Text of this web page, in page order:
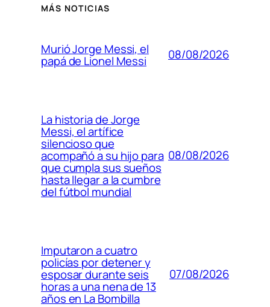
MÁS NOTICIAS
Murió Jorge Messi, el
papá de Lionel Messi 08/08/2026
La historia de Jorge
Messi, el artífice
silencioso que
acompañó a su hijo para
que cumpla sus sueños
hasta llegar a la cumbre
del fútbol mundial
08/08/2026
Imputaron a cuatro
policías por detener y
esposar durante seis
horas a una nena de 13
años en La Bombilla
07/08/2026